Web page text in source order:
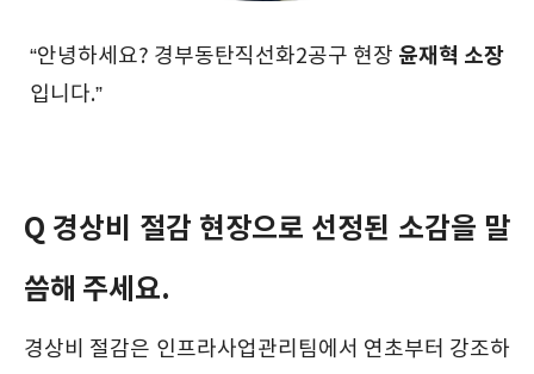
“안녕하세요? 경부동탄직선화2공구 현장 윤재혁 소장
입니다.”
Q 경상비 절감 현장으로 선정된 소감을 말
씀해 주세요.
경상비 절감은 인프라사업관리팀에서 연초부터 강조하